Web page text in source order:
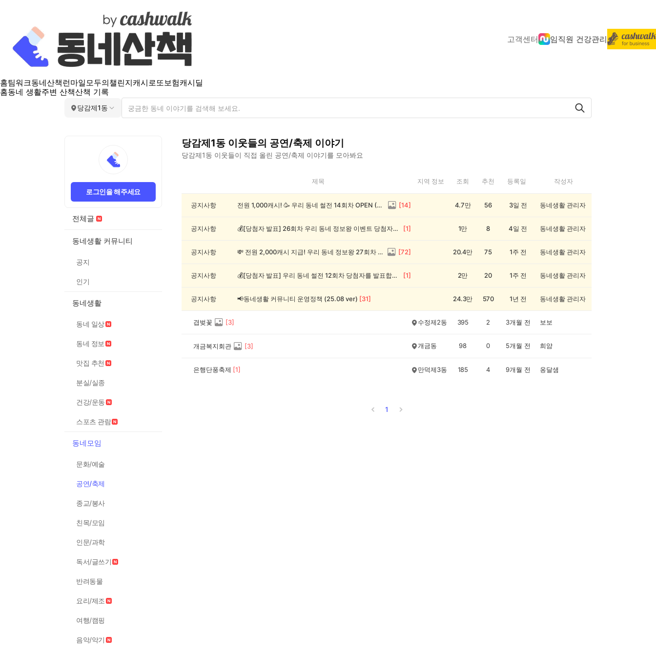
고객센터 임직원 건강관리
홈팀워크동네산책 런마일모두의챌린지캐시로또보험캐시딜
홈동네 생활주변 산책산책 기록
당감제1동
로그인을 해주세요
전체글
동네생활 커뮤니티
공지
인기
동네생활
동네 일상
동네 정보
맛집 추천
분실/실종
건강/운동
스포츠 관람
동네모임
문화/예술
공연/축제
종교/봉사
친목/모임
인문/과학
독서/글쓰기
반려동물
요리/제조
여행/캠핑
음악/악기
당감제1동 이웃들의 공연/축제 이야기
당감제1동 이웃들이 직접 올린 공연/축제 이야기를 모아봐요
제
연/
제목 지역 정보 조회 추천 등록일 작성자
공지사항 전원 1,000캐시! 🥳 우리 동네 썰전 14회차 OPEN (~8/17) [14] 4.7만 56 3일 전 동네생활 관리자
공지사항 💰[당첨자 발표] 26회차 우리 동네 정보왕 이벤트 당첨자를 발표합니다! [1] 1만 8 4일 전 동네생활 관리자
공지사항 💸 전원 2,000캐시 지급! 우리 동네 정보왕 27회차 (~8/10) [72] 20.4만 75 1주 전 동네생활 관리자
공지사항 💰[당첨자 발표] 우리 동네 썰전 12회차 당첨자를 발표합니다! [1] 2만 20 1주 전 동네생활 관리자
공지사항 📢동네생활 커뮤니티 운영정책 (25.08 ver) [31] 24.3만 570 1년 전 동네생활 관리자
겹벚꽃 [3] 수정제2동 395 2 3개월 전 보보
개금복지회관 [3] 개금동 98 0 5개월 전 희얌
은행단풍축제 [1] 만덕제3동 185 4 9개월 전 옹달샘
1